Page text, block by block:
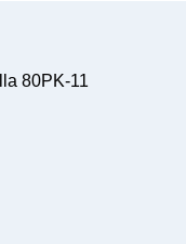
80PK-11